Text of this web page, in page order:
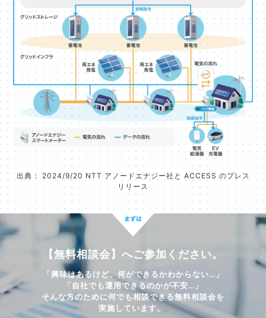
出典： 2024/9/20 NTT アノードエナジー社と ACCESS のプレス
リリース
【無料相談会】へご参加ください。
「興味はあるけど、何ができるかわからない…」
「自社でも運用できるのかが不安…」
そんな方のために何でも相談できる無料相談会を
実施しています。 ​